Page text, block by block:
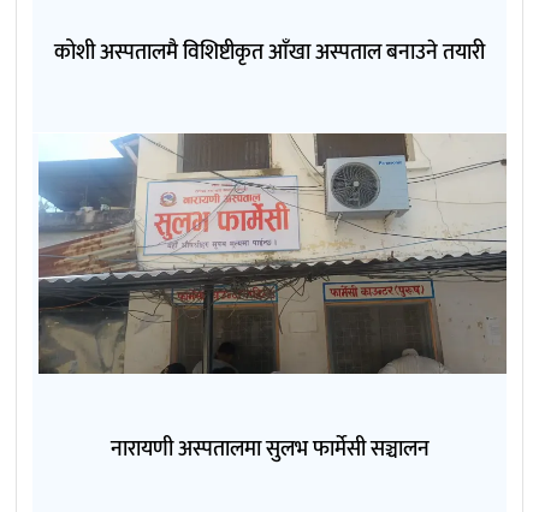
कोशी अस्पतालमै विशिष्टीकृत आँखा अस्पताल बनाउने तयारी
नारायणी अस्पतालमा सुलभ फार्मेसी सञ्चालन